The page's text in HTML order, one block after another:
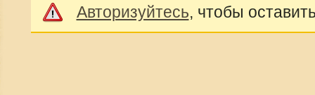
Авторизуйтесь, чтобы